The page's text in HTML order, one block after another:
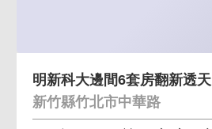
明新科大邊間6套房翻新透天
新竹縣竹北市中華路